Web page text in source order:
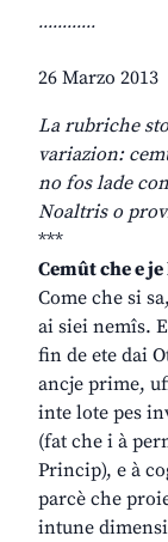
............
26 Marzo 2013
La rubriche
variazion:
no fos lade
Noaltris o
***
Cemût che e
Come che si
ai siei nemîs.
fin de ete dai
ancje prime,
inte lote pes
(fat che i à
Princip), e à
parcè che
intune